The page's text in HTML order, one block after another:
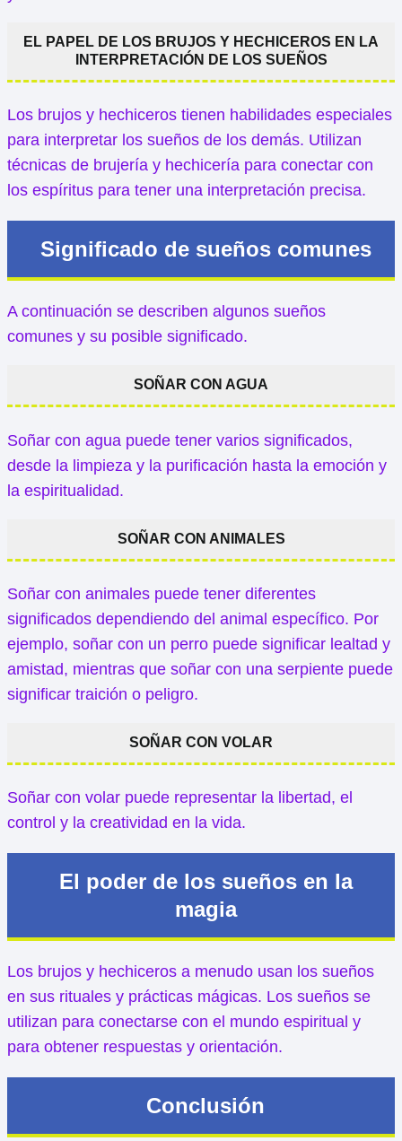
EL PAPEL DE LOS BRUJOS Y HECHICEROS EN LA
INTERPRETACIÓN DE LOS SUEÑOS
Los brujos y hechiceros tienen habilidades especiales
para interpretar los sueños de los demás. Utilizan
técnicas de brujería y hechicería para conectar con
los espíritus para tener una interpretación precisa.
Significado de sueños comunes
A continuación se describen algunos sueños
comunes y su posible significado.
SOÑAR CON AGUA
Soñar con agua puede tener varios significados,
desde la limpieza y la purificación hasta la emoción y
la espiritualidad.
SOÑAR CON ANIMALES
Soñar con animales puede tener diferentes
significados dependiendo del animal específico. Por
ejemplo, soñar con un perro puede significar lealtad y
amistad, mientras que soñar con una serpiente puede
significar traición o peligro.
SOÑAR CON VOLAR
Soñar con volar puede representar la libertad, el
control y la creatividad en la vida.
El poder de los sueños en la
magia
Los brujos y hechiceros a menudo usan los sueños
en sus rituales y prácticas mágicas. Los sueños se
utilizan para conectarse con el mundo espiritual y
para obtener respuestas y orientación.
Conclusión